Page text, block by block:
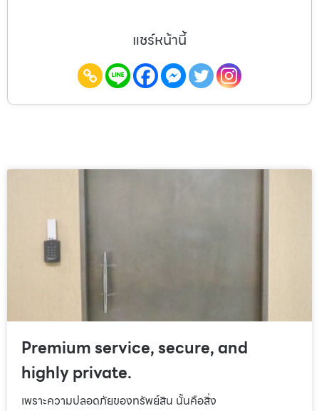
แชร์หน้านี้
Premium service, secure, and
highly private.
เพราะความปลอดภัยของทรัพย์สิน นั้นคือสิ่ง